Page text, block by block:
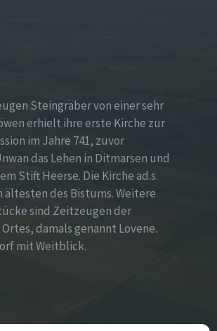
Steingräber von einer sehr
erhielt ihre erste Kirche zur
im Jahre 741, zuvor
das Lehen in Ditmarsen und
Stift Heerse. Die Kirche ad.s.
ältesten des Bistums. Weitere
sind Zeitzeugen der
damals genannt Lovene.
mit Weitblick.